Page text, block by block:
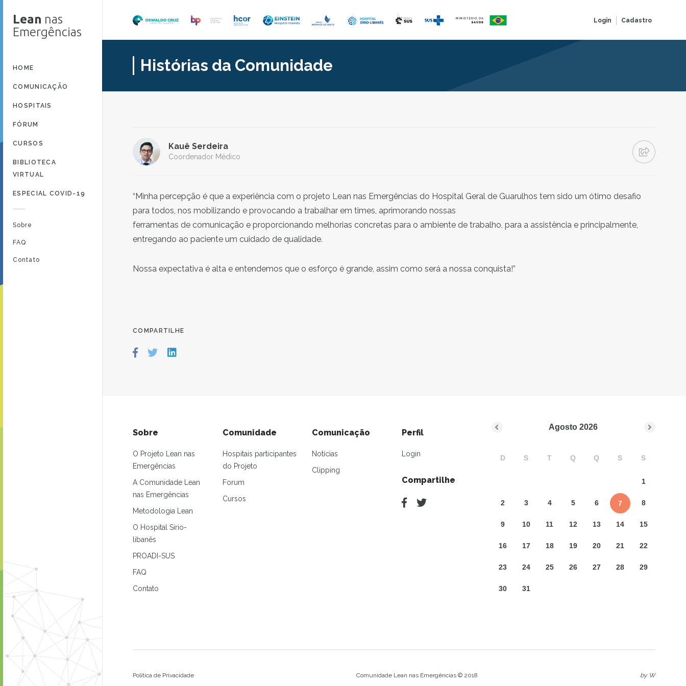
Login Cadastro
Lean nas
Emergências
HOME
COMUNICAÇÃO
HOSPITAIS
FÓRUM
CURSOS
BIBLIOTECA
VIRTUAL
ESPECIAL COVID-19
Sobre
FAQ
Contato
Histórias da Comunidade
Kauê Serdeira
Coordenador Médico
“Minha percepção é que a experiência com o projeto Lean nas Emergências do Hospital Geral de Guarulhos tem sido um ótimo desafio
para todos, nos mobilizando e provocando a trabalhar em times, aprimorando nossas
ferramentas de comunicação e proporcionando melhorias concretas para o ambiente de trabalho, para a assistência e principalmente,
entregando ao paciente um cuidado de qualidade.
Nossa expectativa é alta e entendemos que o esforço é grande, assim como será a nossa conquista!”
COMPARTILHE
Sobre
O Projeto Lean nas
Emergências
A Comunidade Lean
nas Emergências
Metodologia Lean
O Hospital Sírio-
libanês
PROADI-SUS
FAQ
Contato
Comunidade
Hospitais participantes
do Projeto
Forum
Cursos
Comunicação
Notícias
Clipping
Perfil
Login
Compartilhe
Agosto 2026
D S T Q Q S S
1
2 3 4 5 6 7 8
9 10 11 12 13 14 15
16 17 18 19 20 21 22
23 24 25 26 27 28 29
30 31
Política de Privacidade Comunidade Lean nas Emergências © 2018 by W